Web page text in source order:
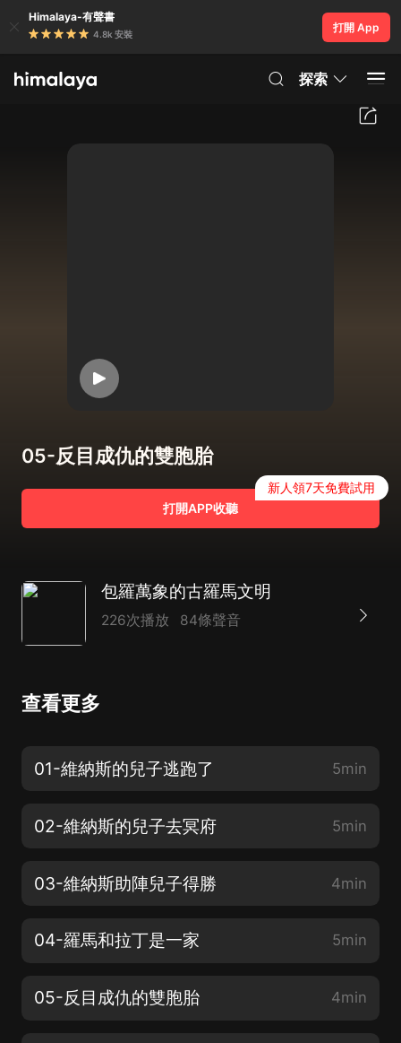
Himalaya-有聲書
4.8k 安裝
打開 App
探索
05-反目成仇的雙胞胎
打開APP收聽
新人領7天免費試用
包羅萬象的古羅馬文明
226次播放 84條聲音
查看更多
01-維納斯的兒子逃跑了 5min
02-維納斯的兒子去冥府 5min
03-維納斯助陣兒子得勝 4min
04-羅馬和拉丁是一家 5min
05-反目成仇的雙胞胎 4min